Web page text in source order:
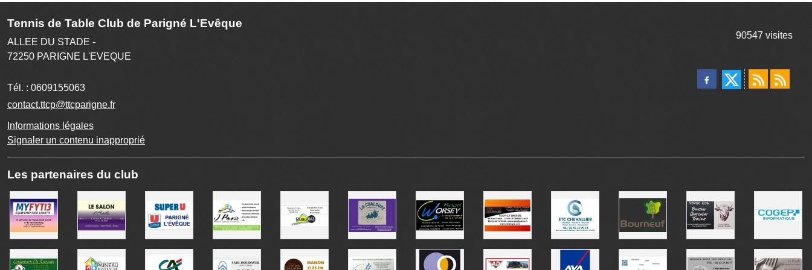
Tennis de Table Club de Parigné L'Evêque
ALLEE DU STADE -
72250 PARIGNE L'EVEQUE
Tél. : 0609155063
contact.ttcp@ttcparigne.fr
Informations légales
Signaler un contenu inapproprié
90547 visites
Les partenaires du club